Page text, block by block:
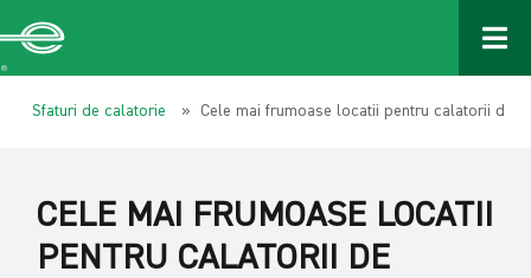
Sfaturi de calatorie » Cele mai frumoase locatii pentru calatorii de
CELE MAI FRUMOASE LOCATII
PENTRU CALATORII DE